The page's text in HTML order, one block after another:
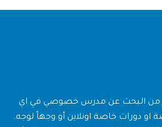
من البحث عن مدرس خصوصي في اي
دورات خاصة اونلاين أو وجهاً لوجه.